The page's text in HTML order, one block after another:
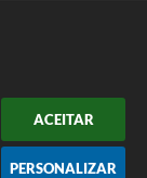
ACEITAR
PERSONALIZAR